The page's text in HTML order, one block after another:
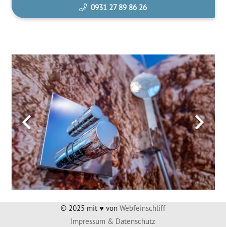
0931 27 89 86 26
© 2025 mit ♥ von Web­fein­schliff
Impres­sum & Datenschutz